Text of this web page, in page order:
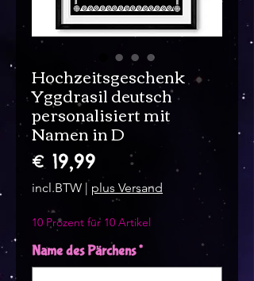
Hochzeitsgeschenk
Yggdrasil deutsch
personalisiert mit
Namen in D
€ 19,99 Prijs
incl.BTW | plus Versand
10 Prozent für 10 Artikel
Name des Pärchens*